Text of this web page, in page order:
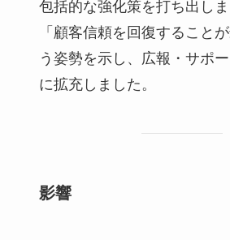
包括的な強化策を打ち出しま
「顧客信頼を回復すること
う姿勢を示し、広報・サポ
に拡充しました。
影響